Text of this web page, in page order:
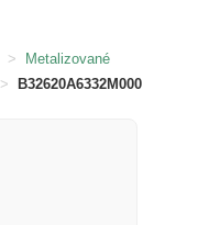
>
Metalizované
> B32620A6332M000